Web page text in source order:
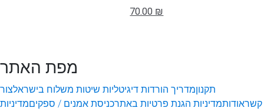
70.00 ₪
מפת האתר
תקנוןמדריך הורדות דיגיטליות שיטות משלוח בישראלצור
קשראודותמדיניות הגנת פרטיות באתרכניסת אמנים / ספקיםמדיניות